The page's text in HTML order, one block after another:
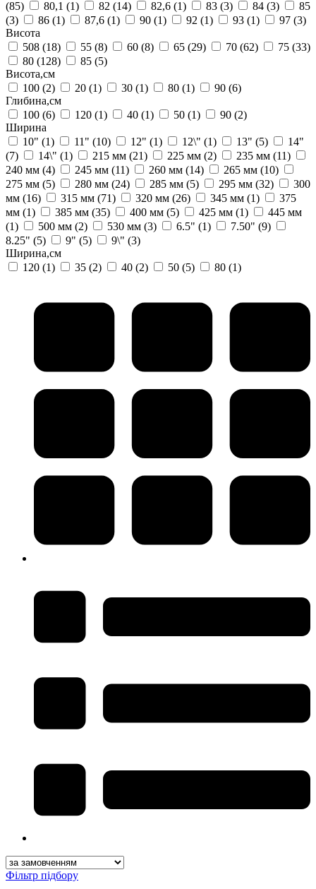
(85) 80,1 (1) 82 (14) 82,6 (1) 83 (3) 84 (3)
85
(3)
86 (1) 87,6 (1) 90 (1) 92 (1) 93 (1) 97 (3)
Висота
508 (18) 55 (8) 60 (8) 65 (29) 70 (62) 75 (33)
80 (128) 85 (5)
Висота,см
100 (2) 20 (1) 30 (1) 80 (1) 90 (6)
Глибина,см
100 (6) 120 (1) 40 (1) 50 (1) 90 (2)
Ширина
10" (1) 11" (10) 12" (1) 12\" (1) 13" (5)
14"
(7)
14\" (1) 215 мм (21) 225 мм (2) 235 мм (11)
240 мм (4) 245 мм (11) 260 мм (14) 265 мм (10)
275 мм (5) 280 мм (24) 285 мм (5) 295 мм (32)
300
мм (16) 315 мм (71) 320 мм (26) 345 мм (1)
375
мм (1) 385 мм (35) 400 мм (5) 425 мм (1)
445 мм
(1)
500 мм (2) 530 мм (3) 6.5" (1) 7.50" (9)
8.25" (5) 9" (5) 9\" (3)
Ширина,см
120 (1) 35 (2) 40 (2) 50 (5) 80 (1)
Фільтр підбору